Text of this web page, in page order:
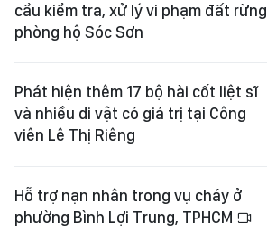
cầu kiểm tra, xử lý vi phạm đất rừng
phòng hộ Sóc Sơn
Phát hiện thêm 17 bộ hài cốt liệt sĩ
và nhiều di vật có giá trị tại Công
viên Lê Thị Riêng
Hỗ trợ nạn nhân trong vụ cháy ở
phường Bình Lợi Trung, TPHCM